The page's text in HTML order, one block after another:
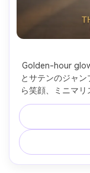
Golden-hour
とサテンのジャ
ら笑顔、ミニマリ
型パーティーポ
のブロック、
ズ、Nikon D850
ントで明るいム
ール、高解像度